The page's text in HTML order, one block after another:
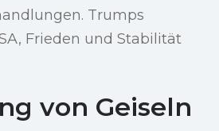
Trumps
Frieden und Stabilität
von Geiseln